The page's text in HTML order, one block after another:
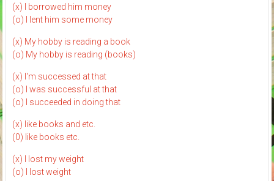
(x) I borrowed him money
(o) I lent him some money
(x) My hobby is reading a book
(o) My hobby is reading (books)
(x) I'm successed at that
(o) I was successful at that
(o) I succeeded in doing that
(x) like books and etc.
(0) like books etc.
(x) I lost my weight
(o) I lost weight